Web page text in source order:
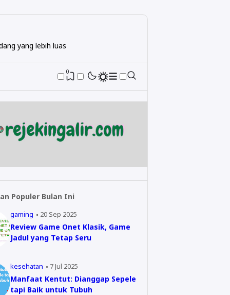
yang lebih luas
0
Populer Bulan Ini
gaming 20 Sep 2025
Review Game Onet Klasik, Game
Jadul yang Tetap Seru
kesehatan 7 Jul 2025
Manfaat Kentut: Dianggap Sepele
tapi Baik untuk Tubuh